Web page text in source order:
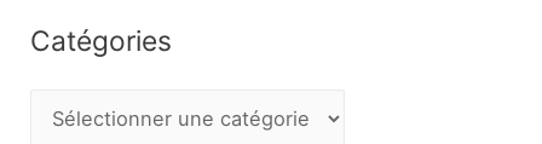
Catégories